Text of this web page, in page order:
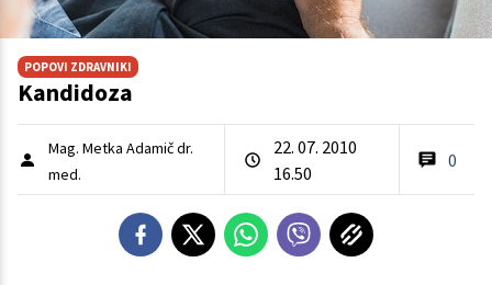
POPOVI ZDRAVNIKI
Kandidoza
Mag. Metka Adamič dr.
med.
22. 07. 2010
16.50
0